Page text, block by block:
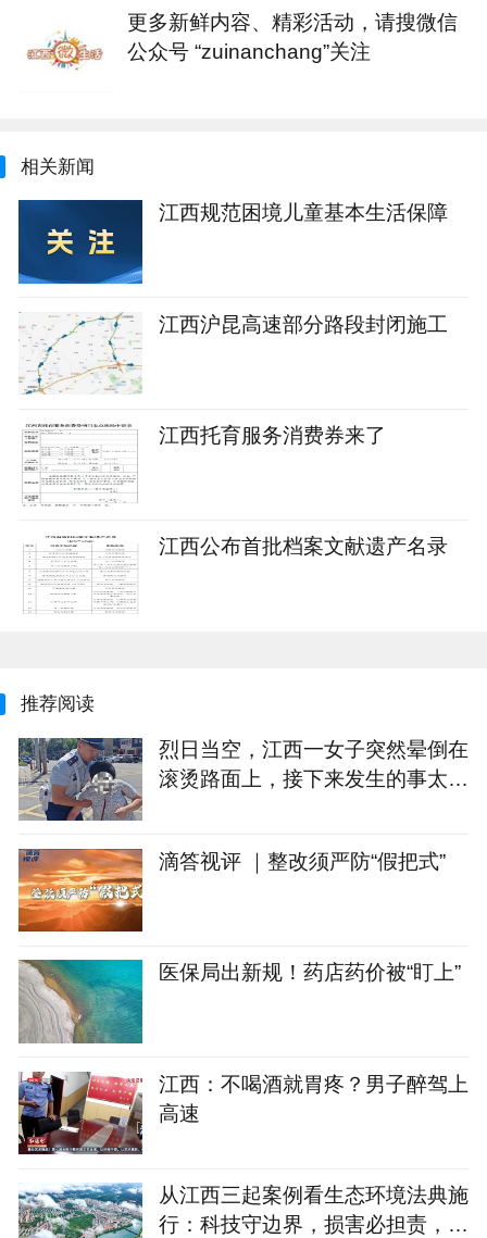
更多新鲜内容、精彩活动，请搜微信
公众号 “zuinanchang”关注
相关新闻
江西规范困境儿童基本生活保障
江西沪昆高速部分路段封闭施工
江西托育服务消费券来了
江西公布首批档案文献遗产名录
推荐阅读
烈日当空，江西一女子突然晕倒在
滚烫路面上，接下来发生的事太暖
滴答视评 ｜整改须严防“假把式”
医保局出新规！药店药价被“盯上”
江西：不喝酒就胃疼？男子醉驾上
高速
从江西三起案例看生态环境法典施
行：科技守边界，损害必担责，安